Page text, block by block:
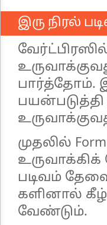
இரு நிரல்
பார்த்தோம்.
முதலில்
படிவம்
களினால் கீழ்
வேண்டும்.